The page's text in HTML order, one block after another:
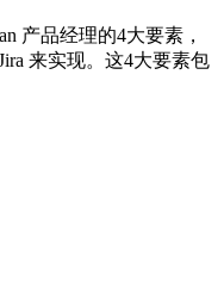
产品经理的4大要素，
来实现。这4大要素包